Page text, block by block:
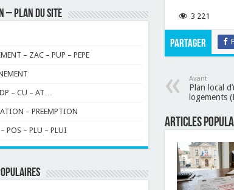
3 221
Partager
Avant
Plan local
logements
Articles
– PLAN DU SITE
– ZAC – PUP – PEPE
– CU – AT…
– PREEMPTION
POS – PLU – PLUI